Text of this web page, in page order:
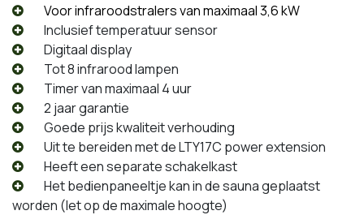
​Voor infraroodstralers van maximaal 3,6 kW
​Inclusief temperatuur sensor
​Digitaal display
​Tot 8 infrarood lampen
​Timer van maximaal 4 uur
​2 jaar garantie
​Goede prijs kwaliteit verhouding
​Uit te bereiden met de LTY17C power extension
​Heeft een separate schakelkast
​Het bedienpaneeltje kan in de sauna geplaatst
worden (let op de maximale hoogte)